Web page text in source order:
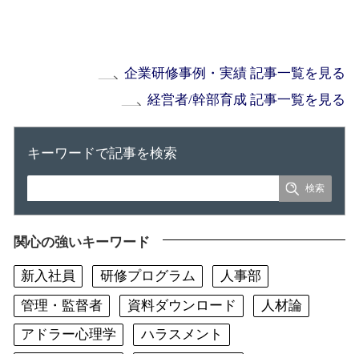
企業研修事例・実績 記事一覧を見る
経営者/幹部育成 記事一覧を見る
キーワードで記事を検索
関心の強いキーワード
新入社員 研修プログラム
人事部
管理・監督者
資料ダウンロード
人材論
アドラー心理学
ハラスメント